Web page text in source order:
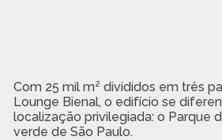
Com 25 mil m² divididos em três
Lounge Bienal, o edifício se
localização privilegiada: o Parque
verde de São Paulo.